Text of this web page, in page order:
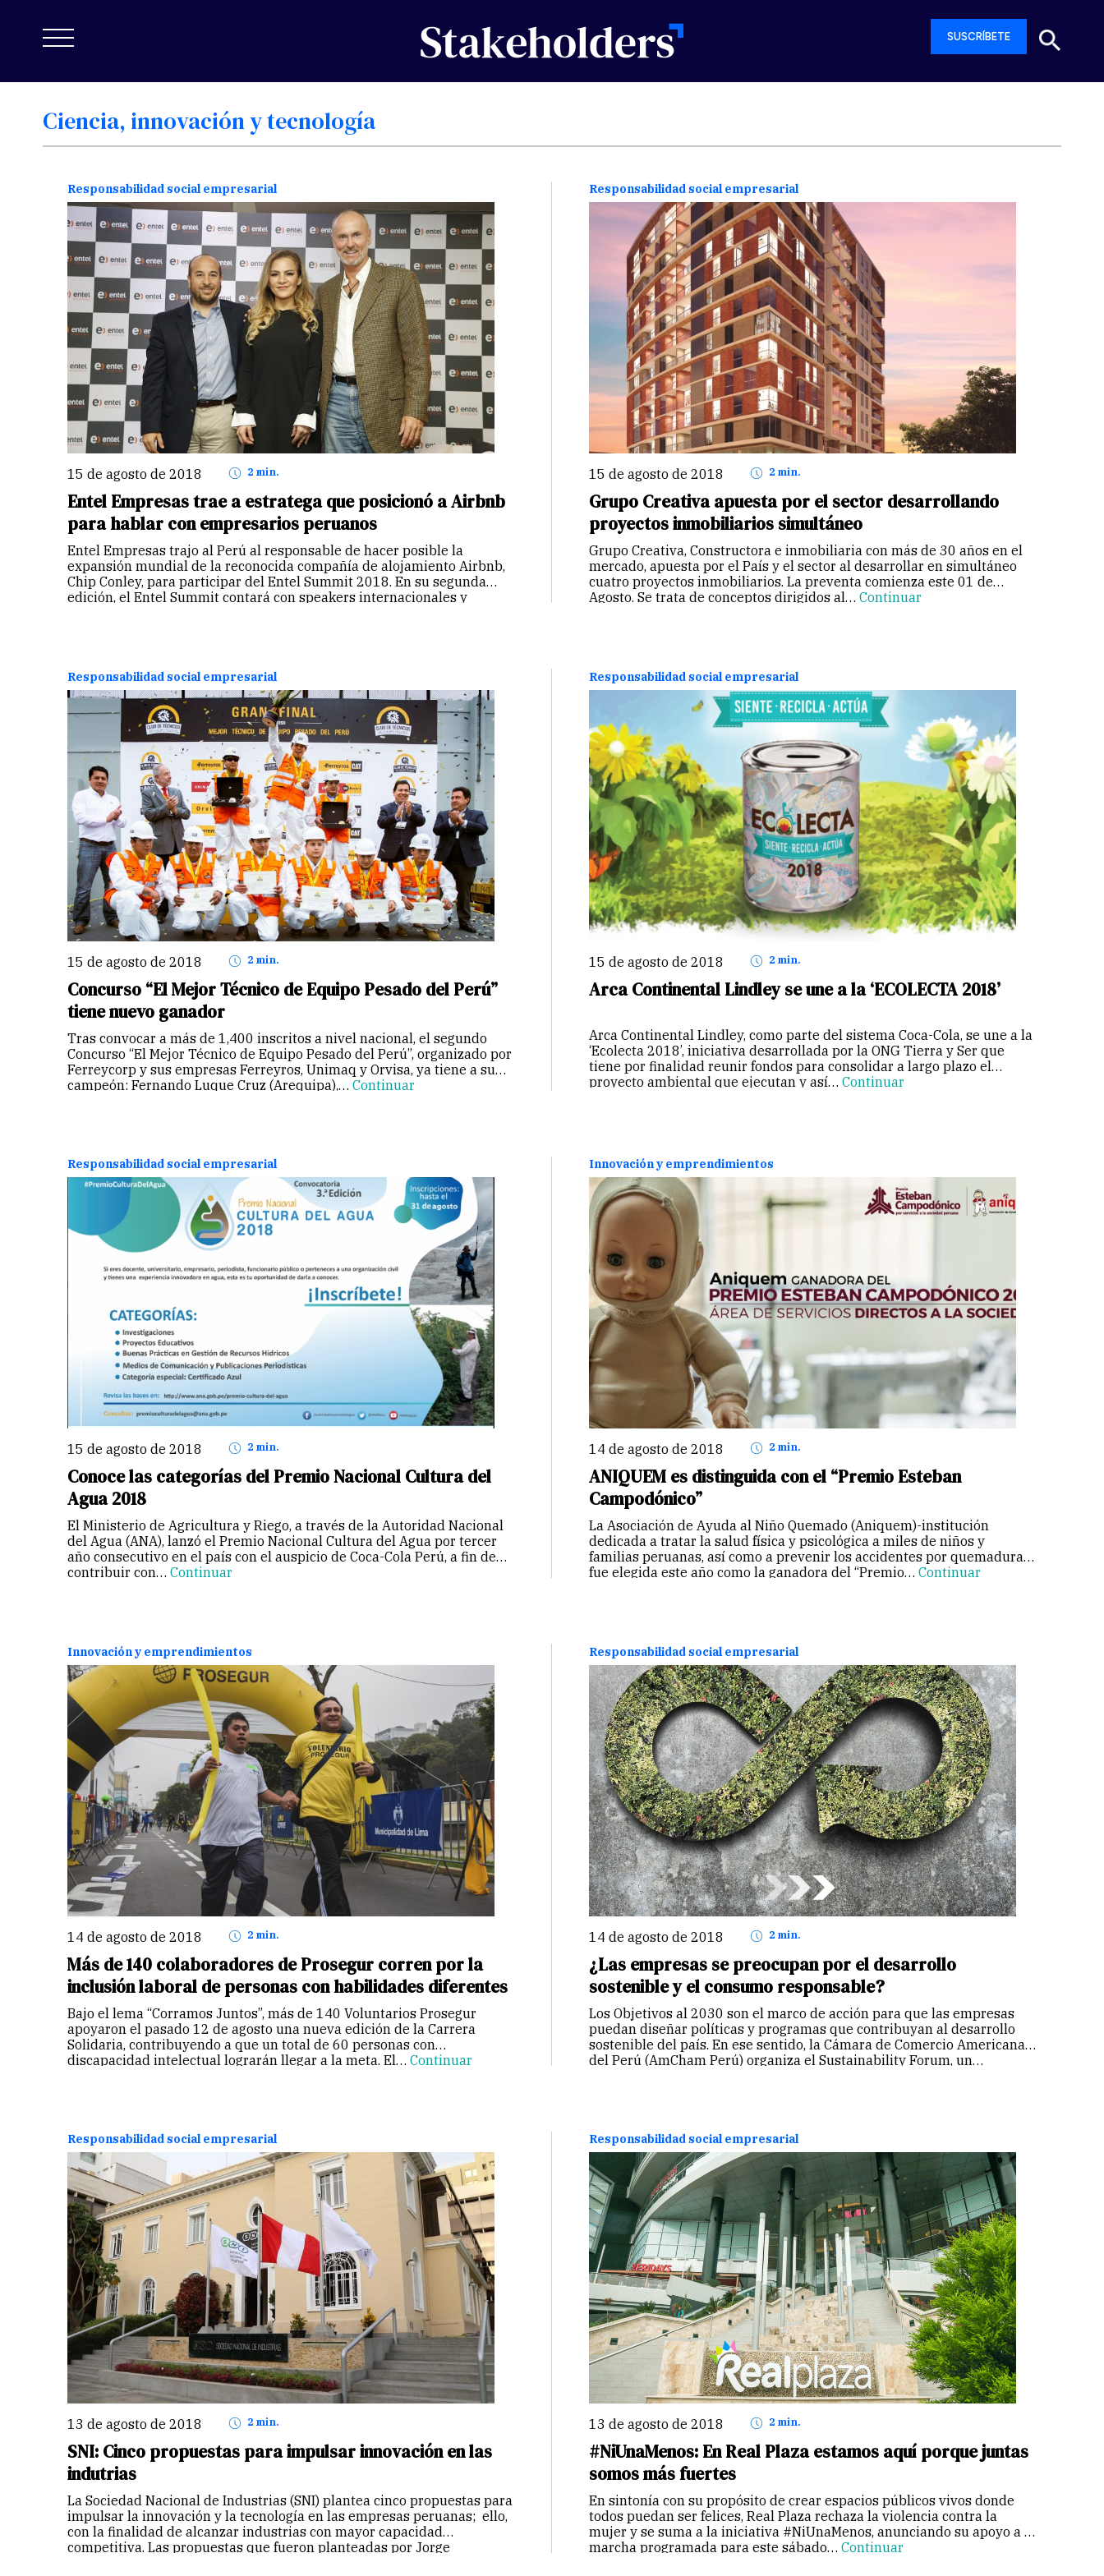
SUSCRÍBETE
Ciencia, innovaciónytecnología
Responsabilidad social empresarial
15 de agosto de 2018 2 min.
Entel Empresas trae a estratega que posicionó a Airbnb
para hablar con empresarios peruanos
Entel Empresas trajo al Perú al responsable de hacer posible la
expansión mundial de la reconocida compañía de alojamiento Airbnb,
Chip Conley, para participar del Entel Summit 2018. En su segunda
edición, el Entel Summit contará con speakers internacionales y
Responsabilidad social empresarial
15 de agosto de 2018 2 min.
Grupo Creativa apuesta por el sector desarrollando
proyectos inmobiliarios simultáneo
Grupo Creativa, Constructora e inmobiliaria con más de 30 años en el
mercado, apuesta por el País y el sector al desarrollar en simultáneo
cuatro proyectos inmobiliarios. La preventa comienza este 01 de
Agosto. Se trata de conceptos dirigidos al… Continuar
Responsabilidad social empresarial
15 de agosto de 2018 2 min.
Concurso “El Mejor Técnico de Equipo Pesado del Perú”
tiene nuevo ganador
Tras convocar a más de 1,400 inscritos a nivel nacional, el segundo
Concurso “El Mejor Técnico de Equipo Pesado del Perú”, organizado por
Ferreycorp y sus empresas Ferreyros, Unimaq y Orvisa, ya tiene a su
campeón: Fernando Luque Cruz (Arequipa),… Continuar
Responsabilidad social empresarial
15 de agosto de 2018 2 min.
Arca Continental Lindley se une a la ‘ECOLECTA 2018’
Arca Continental Lindley, como parte del sistema Coca-Cola, se une a la
‘Ecolecta 2018’, iniciativa desarrollada por la ONG Tierra y Ser que
tiene por finalidad reunir fondos para consolidar a largo plazo el
proyecto ambiental que ejecutan y así… Continuar
Responsabilidad social empresarial
15 de agosto de 2018 2 min.
Conoce las categorías del Premio Nacional Cultura del
Agua 2018
El Ministerio de Agricultura y Riego, a través de la Autoridad Nacional
del Agua (ANA), lanzó el Premio Nacional Cultura del Agua por tercer
año consecutivo en el país con el auspicio de Coca-Cola Perú, a fin de
contribuir con… Continuar
Innovación y emprendimientos
14 de agosto de 2018 2 min.
ANIQUEM es distinguida con el “Premio Esteban
Campodónico”
La Asociación de Ayuda al Niño Quemado (Aniquem)-institución
dedicada a tratar la salud física y psicológica a miles de niños y
familias peruanas, así como a prevenir los accidentes por quemaduras-
fue elegida este año como la ganadora del “Premio… Continuar
Innovación y emprendimientos
14 de agosto de 2018 2 min.
Más de 140 colaboradores de Prosegur corren por la
inclusión laboral de personas con habilidades diferentes
Bajo el lema “Corramos Juntos”, más de 140 Voluntarios Prosegur
apoyaron el pasado 12 de agosto una nueva edición de la Carrera
Solidaria, contribuyendo a que un total de 60 personas con
discapacidad intelectual lograrán llegar a la meta. El… Continuar
Responsabilidad social empresarial
14 de agosto de 2018 2 min.
¿Las empresas se preocupan por el desarrollo
sostenible y el consumo responsable?
Los Objetivos al 2030 son el marco de acción para que las empresas
puedan diseñar políticas y programas que contribuyan al desarrollo
sostenible del país. En ese sentido, la Cámara de Comercio Americana
del Perú (AmCham Perú) organiza el Sustainability Forum, un…
Responsabilidad social empresarial
13 de agosto de 2018 2 min.
SNI: Cinco propuestas para impulsar innovación en las
indutrias
La Sociedad Nacional de Industrias (SNI) plantea cinco propuestas para
impulsar la innovación y la tecnología en las empresas peruanas; ello,
con la finalidad de alcanzar industrias con mayor capacidad
competitiva. Las propuestas que fueron planteadas por Jorge
Responsabilidad social empresarial
13 de agosto de 2018 2 min.
#NiUnaMenos: En Real Plaza estamos aquí porque juntas
somos más fuertes
En sintonía con su propósito de crear espacios públicos vivos donde
todos puedan ser felices, Real Plaza rechaza la violencia contra la
mujer y se suma a la iniciativa #NiUnaMenos, anunciando su apoyo a la
marcha programada para este sábado… Continuar